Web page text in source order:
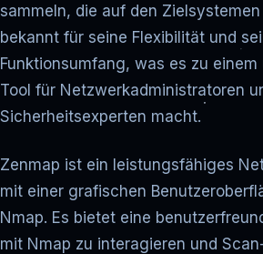
sammeln, die auf den
bekannt für seine Flexibilität und
Funktionsumfang, was es zu
Tool für Netzwerkadministratoren
Sicherheitsexperten macht.
Zenmap ist ein leistungsfähiges
mit einer grafischen
Nmap. Es bietet eine
mit Nmap zu interagieren und